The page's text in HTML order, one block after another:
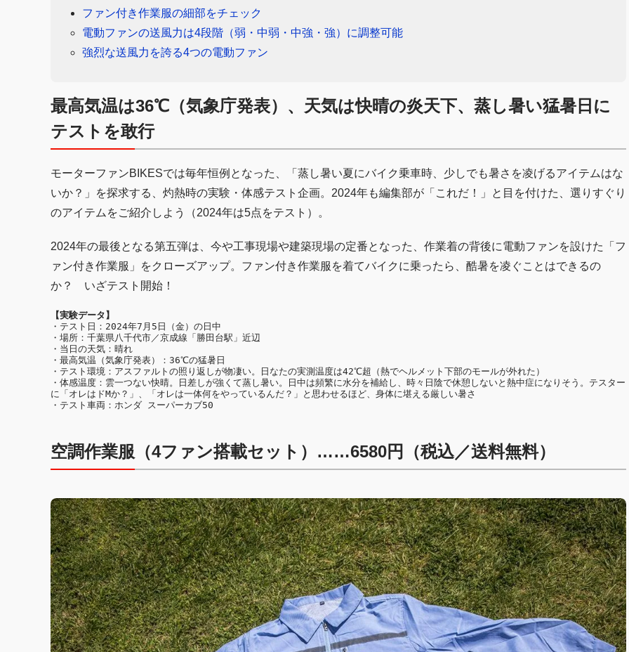
ファン付き作業服の細部をチェック
電動ファンの送風力は4段階（弱・中弱・中強・強）に調整可能
強烈な送風力を誇る4つの電動ファン
最高気温は36℃（気象庁発表）、天気は快晴の炎天下、蒸し暑い猛暑日に
テストを敢行
モーターファンBIKESでは毎年恒例となった、「蒸し暑い夏にバイク乗車時、少しでも暑さを凌げるアイテムはな
いか？」を探求する、灼熱時の実験・体感テスト企画。2024年も編集部が「これだ！」と目を付けた、選りすぐり
のアイテムをご紹介しよう（2024年は5点をテスト）。
2024年の最後となる第五弾は、今や工事現場や建築現場の定番となった、作業着の背後に電動ファンを設けた「フ
ァン付き作業服」をクローズアップ。ファン付き作業服を着てバイクに乗ったら、酷暑を凌ぐことはできるの
か？ いざテスト開始！
【実験データ】
・テスト日：2024年7月5日（金）の日中
・場所：千葉県八千代市／京成線「勝田台駅」近辺
・当日の天気：晴れ
・最高気温（気象庁発表）：36℃の猛暑日
・テスト環境：アスファルトの照り返しが物凄い。日なたの実測温度は42℃超（熱でヘルメット下部のモールが外れた）
・体感温度：雲一つない快晴。日差しが強くて蒸し暑い。日中は頻繁に水分を補給し、時々日陰で休憩しないと熱中症になりそう。テスター
に「オレはドMか？」、「オレは一体何をやっているんだ？」と思わせるほど、身体に堪える厳しい暑さ
・テスト車両：ホンダ スーパーカブ50
空調作業服（4ファン搭載セット）……6580円（税込／送料無料）